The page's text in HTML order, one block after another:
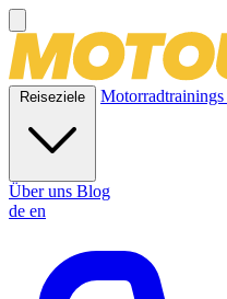
Reiseziele Motorradtrainings
Über uns Blog
de en